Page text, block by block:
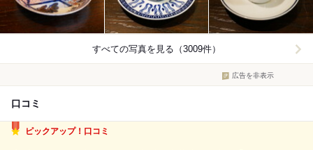
すべての写真を見る（3009件）
広告を非表示
口コミ
ピックアップ！口コミ